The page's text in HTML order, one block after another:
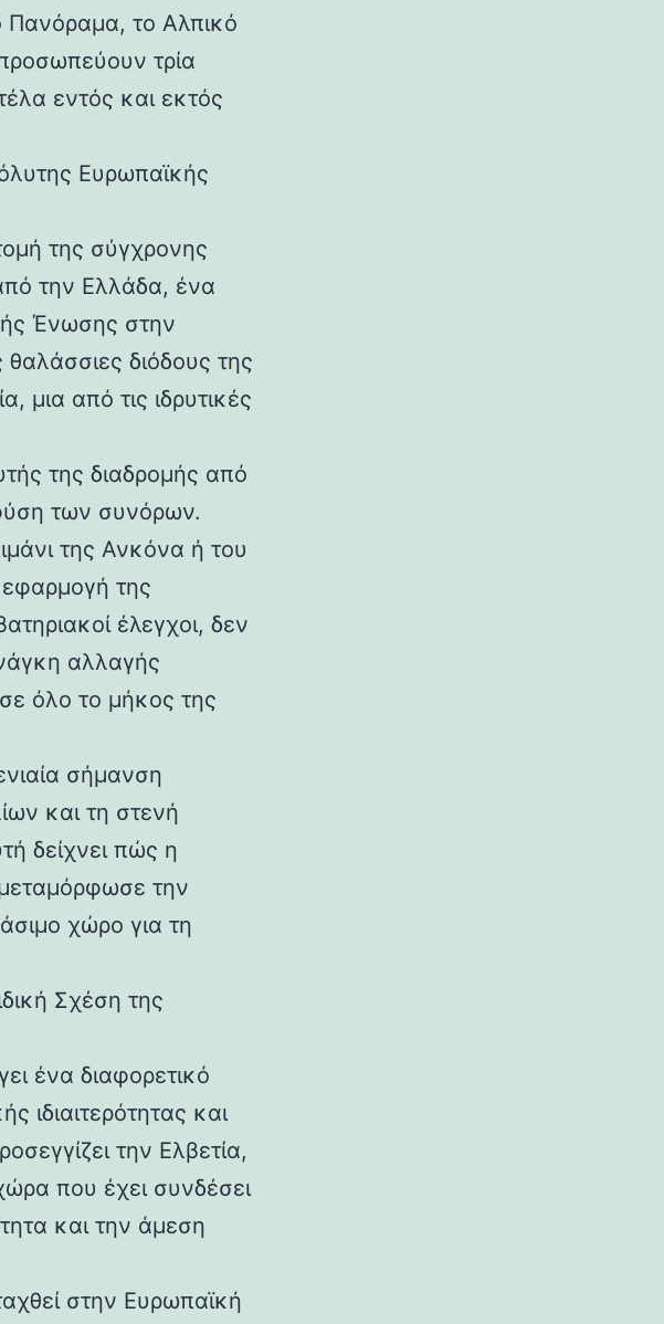
Πανόραμα, το Αλπικό
τρία
εντός και εκτός
Ευρωπαϊκής
της σύγχρονης
την Ελλάδα, ένα
Ένωσης στην
θαλάσσιες διόδους της
μια από τις ιδρυτικές
της διαδρομής από
των συνόρων.
της Ανκόνα ή του
της
έλεγχοι, δεν
αλλαγής
όλο το μήκος της
σήμανση
και τη στενή
δείχνει πώς η
την
χώρο για τη
Σχέση της
ένα διαφορετικό
ιδιαιτερότητας και
την Ελβετία,
που έχει συνδέσει
και την άμεση
στην Ευρωπαϊκή